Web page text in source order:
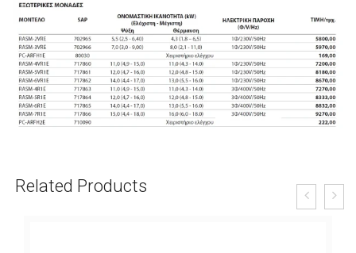
Related Products